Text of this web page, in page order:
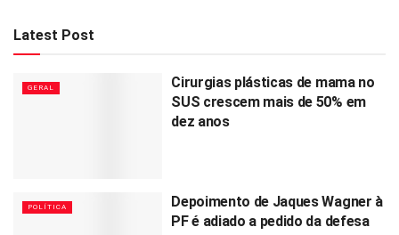
Latest Post
GERAL
Cirurgias plásticas de mama no
SUS crescem mais de 50% em
dez anos
POLÍTICA
Depoimento de Jaques Wagner à
PF é adiado a pedido da defesa